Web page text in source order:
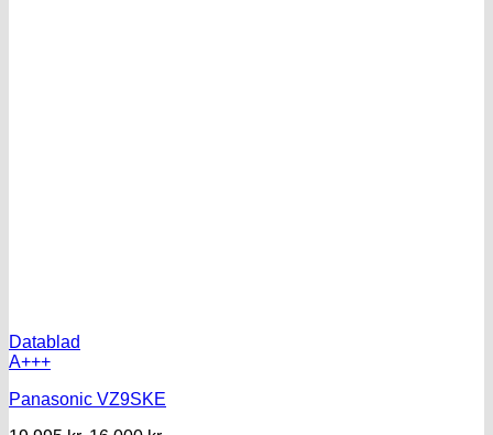
Datablad
A+++
Panasonic VZ9SKE